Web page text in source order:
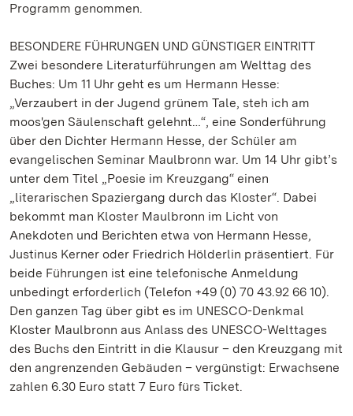
Programm genommen.
BESONDERE FÜHRUNGEN UND GÜNSTIGER EINTRITT
Zwei besondere Literaturführungen am Welttag des
Buches: Um 11 Uhr geht es um Hermann Hesse:
„Verzaubert in der Jugend grünem Tale, steh ich am
moos'gen Säulenschaft gelehnt…“, eine Sonderführung
über den Dichter Hermann Hesse, der Schüler am
evangelischen Seminar Maulbronn war. Um 14 Uhr gibt’s
unter dem Titel „Poesie im Kreuzgang“ einen
„literarischen Spaziergang durch das Kloster“. Dabei
bekommt man Kloster Maulbronn im Licht von
Anekdoten und Berichten etwa von Hermann Hesse,
Justinus Kerner oder Friedrich Hölderlin präsentiert. Für
beide Führungen ist eine telefonische Anmeldung
unbedingt erforderlich (Telefon +49 (0) 70 43.92 66 10).
Den ganzen Tag über gibt es im UNESCO-Denkmal
Kloster Maulbronn aus Anlass des UNESCO-Welttages
des Buchs den Eintritt in die Klausur – den Kreuzgang mit
den angrenzenden Gebäuden – vergünstigt: Erwachsene
zahlen 6.30 Euro statt 7 Euro fürs Ticket.